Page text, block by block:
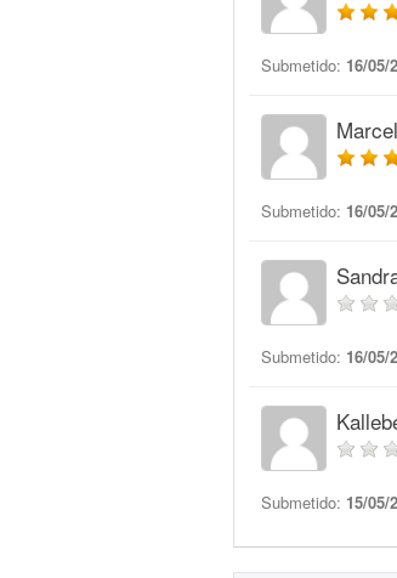
Submetido: 16/05/
Submetido: 16/05/
Submetido: 16/05/
Submetido: 15/05/